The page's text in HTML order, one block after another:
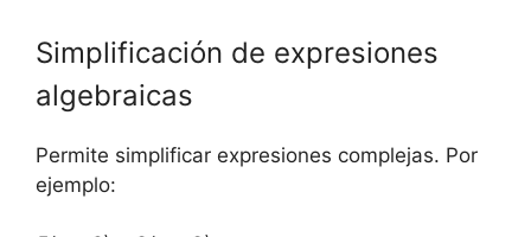
Simplificación de expresiones
algebraicas
Permite simplificar expresiones complejas. Por
ejemplo: